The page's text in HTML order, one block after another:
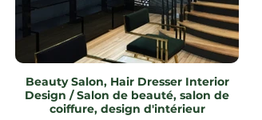
Beauty Salon, Hair Dresser Interior
Design / Salon de beauté, salon de
coiffure, design d'intérieur